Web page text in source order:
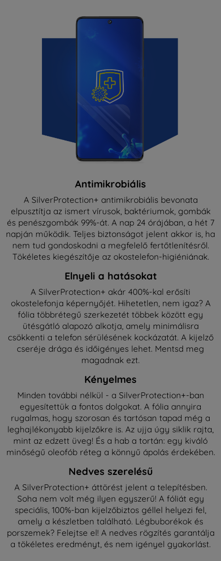
Antimikrobiális
A SilverProtection+ antimikrobiális bevonata
elpusztítja az ismert vírusok, baktériumok, gombák
és penészgombák 99%-át. A nap 24 órájában, a hét 7
napján működik. Teljes biztonságot jelent akkor is, ha
nem tud gondoskodni a megfelelő fertőtlenítésről.
Tökéletes kiegészítője az okostelefon-higiéniának.
Elnyeli a hatásokat
A SilverProtection+ akár 400%-kal erősíti
okostelefonja képernyőjét. Hihetetlen, nem igaz? A
fólia többrétegű szerkezetét többek között egy
ütésgátló alapozó alkotja, amely minimálisra
csökkenti a telefon sérülésének kockázatát. A kijelző
cseréje drága és időigényes lehet. Mentsd meg
magadnak ezt.
Kényelmes
Minden további nélkül - a SilverProtection+-ban
egyesítettük a fontos dolgokat. A fólia annyira
rugalmas, hogy szorosan és tartósan tapad még a
leghajlékonyabb kijelzőkre is. Az ujja úgy siklik rajta,
mint az edzett üveg! És a hab a tortán: egy kiváló
minőségű oleofób réteg a könnyű ápolás érdekében.
Nedves szerelésű
A SilverProtection+ áttörést jelent a telepítésben.
Soha nem volt még ilyen egyszerű! A fóliát egy
speciális, 100%-ban kijelzőbiztos géllel helyezi fel,
amely a készletben található. Légbuborékok és
porszemek? Felejtse el! A nedves rögzítés garantálja
a tökéletes eredményt, és nem igényel gyakorlást.